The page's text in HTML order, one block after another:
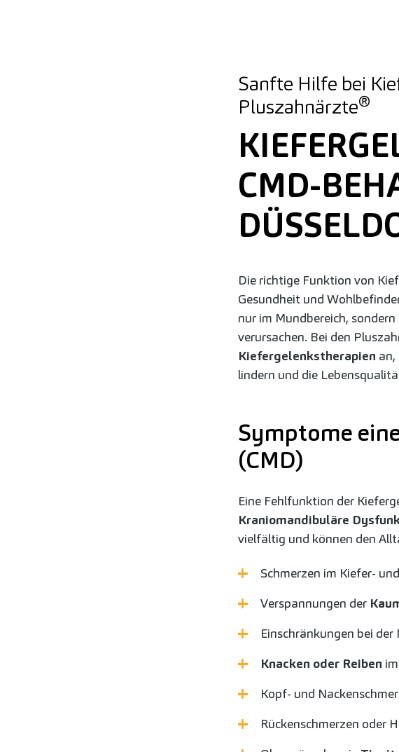
Sanfte Hilfe bei
Pluszahnärzte®
CMD-
Die richtige Funktion von
Gesundheit und
nur im Mundbereich,
verursachen. Bei den
Kiefergelenkstherapien
lindern und die
Symptome
(CMD)
Eine Fehlfunktion der
Kraniomandibuläre
vielfältig und können den
Schmerzen im Kiefer-
Verspannungen der
Einschränkungen bei
Knacken oder Reiben
Kopf- und
Rückenschmerzen oder